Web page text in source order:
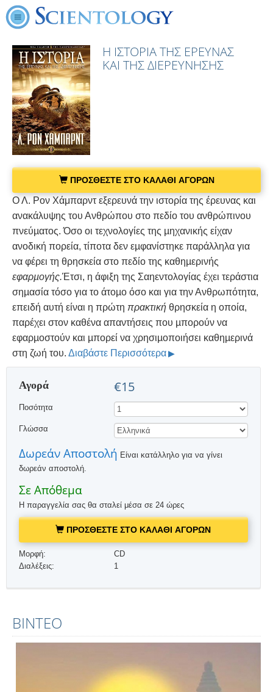
Η ΙΣΤΟΡΙΑ ΤΗΣ ΕΡΕΥΝΑΣ
ΚΑΙ ΤΗΣ ΔΙΕΡΕΥΝΗΣΗΣ
ΠΡΟΣΘΕΣΤΕ ΣΤΟ ΚΑΛΑΘΙ ΑΓΟΡΩΝ
Ο Λ. Ρον Χάμπαρντ εξερευνά την ιστορία της έρευνας και
ανακάλυψης του Ανθρώπου στο πεδίο του ανθρώπινου
πνεύµατος. Όσο οι τεχνολογίες της µηχανικής είχαν
ανοδική πορεία, τίποτα δεν εµφανίστηκε παράλληλα για
να φέρει τη θρησκεία στο πεδίο της καθηµερινής
εφαρµογής.Έτσι, η άφιξη της Σαηεντολογίας έχει τεράστια
σηµασία τόσο για το άτοµο όσο και για την Ανθρωπότητα,
επειδή αυτή είναι η πρώτη πρακτική θρησκεία η οποία,
παρέχει στον καθένα απαντήσεις που µπορούν να
εφαρµοστούν και µπορεί να χρησιµοποιήσει καθηµερινά
στη ζωή του. Διαβάστε Περισσότερα
Αγορά €15
Ποσότητα
Γλώσσα
Δωρεάν Αποστολή Είναι κατάλληλο για να γίνει
δωρεάν αποστολή.
Σε Απόθεμα
Η παραγγελία σας θα σταλεί μέσα σε 24 ώρες
ΠΡΟΣΘΕΣΤΕ ΣΤΟ ΚΑΛΑΘΙ ΑΓΟΡΩΝ
Μορφή:
CD
Διαλέξεις:
1
ΒΊΝΤΕΟ